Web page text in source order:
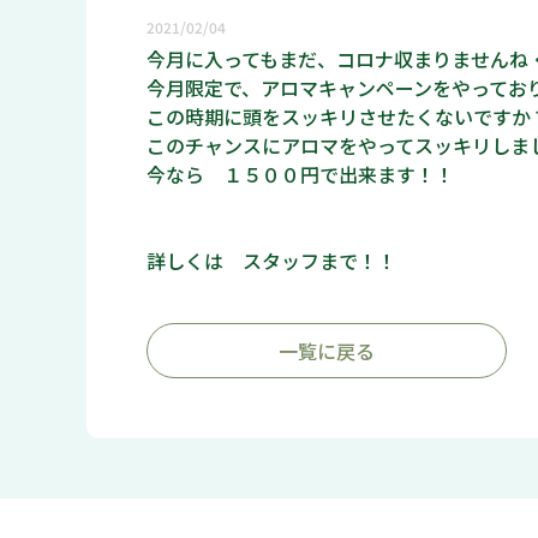
2021/02/04
今月に入ってもまだ、コロナ収まりませんね
今月限定で、アロマキャンペーンをやってお
この時期に頭をスッキリさせたくないですか
このチャンスにアロマをやってスッキリしま
今なら １５００円で出来ます！！
詳しくは スタッフまで！！
一覧に戻る